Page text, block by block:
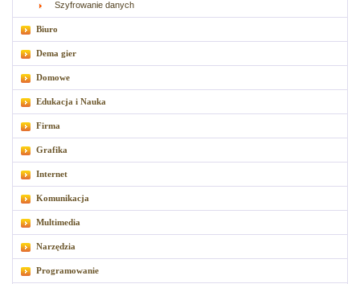
Szyfrowanie danych
Biuro
Dema gier
Domowe
Edukacja i Nauka
Firma
Grafika
Internet
Komunikacja
Multimedia
Narzędzia
Programowanie